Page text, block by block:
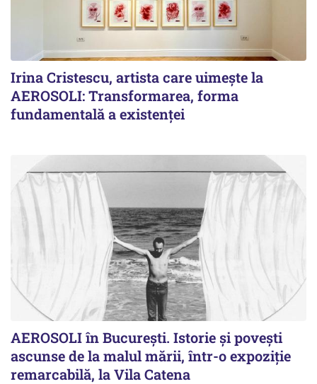
Irina Cristescu, artista care uimește la
AEROSOLI: Transformarea, forma
fundamentală a existenței
AEROSOLI în București. Istorie și povești
ascunse de la malul mării, într-o expoziție
remarcabilă, la Vila Catena